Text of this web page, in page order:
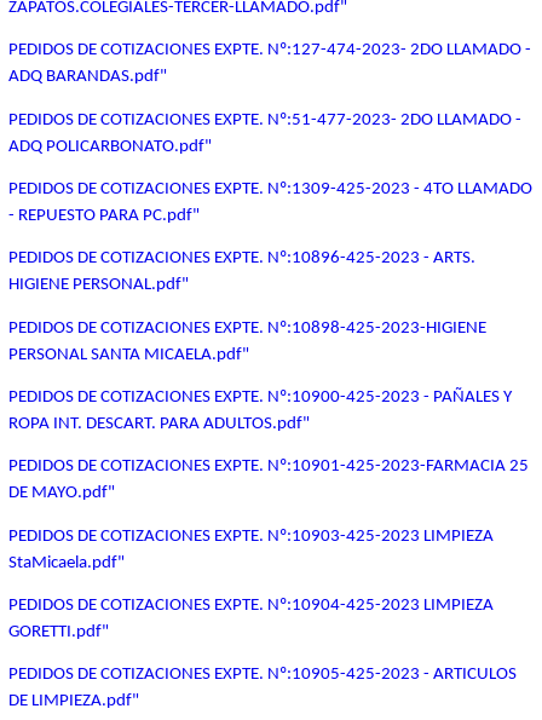
ZAPATOS.COLEGIALES-TERCER-LLAMADO.pdf"
PEDIDOS DE COTIZACIONES EXPTE. Nº:127-474-2023- 2DO LLAMADO -
ADQ BARANDAS.pdf"
PEDIDOS DE COTIZACIONES EXPTE. Nº:51-477-2023- 2DO LLAMADO -
ADQ POLICARBONATO.pdf"
PEDIDOS DE COTIZACIONES EXPTE. Nº:1309-425-2023 - 4TO LLAMADO
- REPUESTO PARA PC.pdf"
PEDIDOS DE COTIZACIONES EXPTE. Nº:10896-425-2023 - ARTS.
HIGIENE PERSONAL.pdf"
PEDIDOS DE COTIZACIONES EXPTE. Nº:10898-425-2023-HIGIENE
PERSONAL SANTA MICAELA.pdf"
PEDIDOS DE COTIZACIONES EXPTE. Nº:10900-425-2023 - PAÑALES Y
ROPA INT. DESCART. PARA ADULTOS.pdf"
PEDIDOS DE COTIZACIONES EXPTE. Nº:10901-425-2023-FARMACIA 25
DE MAYO.pdf"
PEDIDOS DE COTIZACIONES EXPTE. Nº:10903-425-2023 LIMPIEZA
StaMicaela.pdf"
PEDIDOS DE COTIZACIONES EXPTE. Nº:10904-425-2023 LIMPIEZA
GORETTI.pdf"
PEDIDOS DE COTIZACIONES EXPTE. Nº:10905-425-2023 - ARTICULOS
DE LIMPIEZA.pdf"